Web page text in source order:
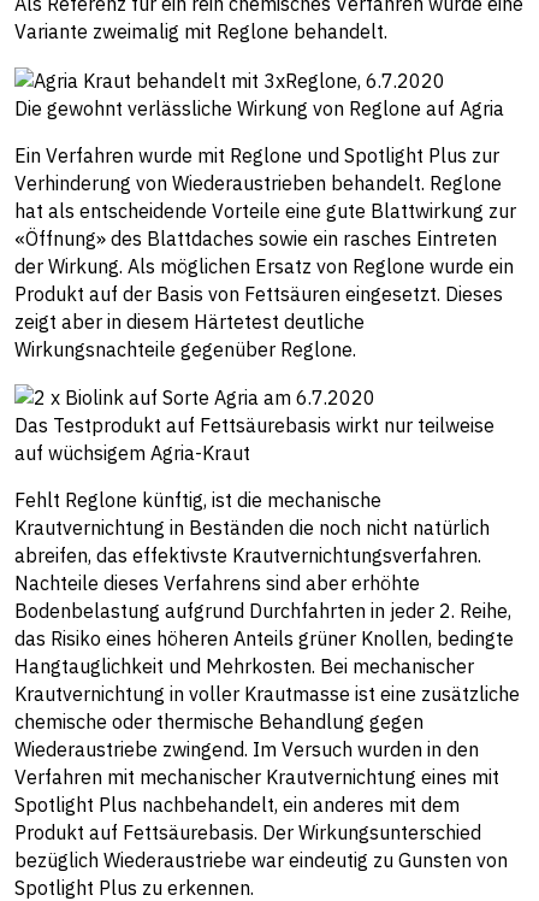
Variante zweimalig mit Reglone behandelt.
Die gewohnt verlässliche Wirkung von Reglone auf Agria
Ein Verfahren wurde mit Reglone und Spotlight Plus zur
Verhinderung von Wiederaustrieben behandelt. Reglone
hat als entscheidende Vorteile eine gute Blattwirkung zur
«Öffnung» des Blattdaches sowie ein rasches Eintreten
der Wirkung. Als möglichen Ersatz von Reglone wurde ein
Produkt auf der Basis von Fettsäuren eingesetzt. Dieses
zeigt aber in diesem Härtetest deutliche
Wirkungsnachteile gegenüber Reglone.
Das Testprodukt auf Fettsäurebasis wirkt nur teilweise
auf wüchsigem Agria-Kraut
Fehlt Reglone künftig, ist die mechanische
Krautvernichtung in Beständen die noch nicht natürlich
abreifen, das effektivste Krautvernichtungsverfahren.
Nachteile dieses Verfahrens sind aber erhöhte
Bodenbelastung aufgrund Durchfahrten in jeder 2. Reihe,
das Risiko eines höheren Anteils grüner Knollen, bedingte
Hangtauglichkeit und Mehrkosten. Bei mechanischer
Krautvernichtung in voller Krautmasse ist eine zusätzliche
chemische oder thermische Behandlung gegen
Wiederaustriebe zwingend. Im Versuch wurden in den
Verfahren mit mechanischer Krautvernichtung eines mit
Spotlight Plus nachbehandelt, ein anderes mit dem
Produkt auf Fettsäurebasis. Der Wirkungsunterschied
bezüglich Wiederaustriebe war eindeutig zu Gunsten von
Spotlight Plus zu erkennen.